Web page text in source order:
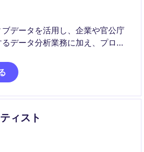
データを活用し、企業や官公庁
データ分析業務に加え、プロダ
へ実装し、継続的に価値提供する
きるため、ビジネス成果に直結す
ィスト